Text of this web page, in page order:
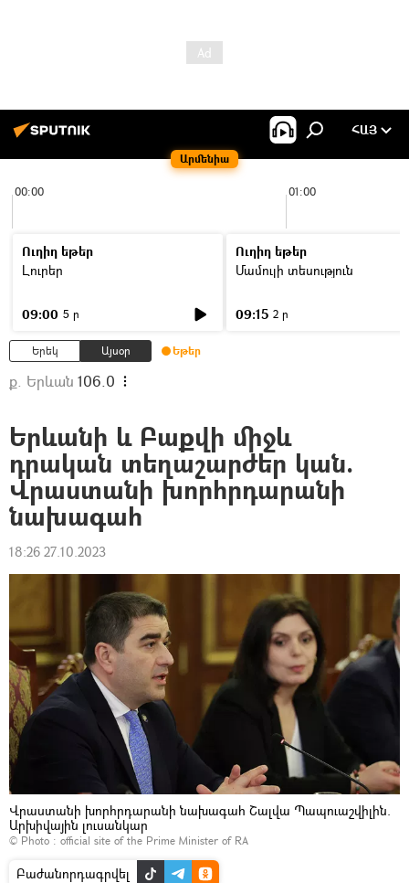
Արմենիա
ՀԱՅ
00:00 01:00
Ուղիղ եթեր
Լուրեր
09:00 5 ր
Ուղիղ եթեր
Մամուլի տեսություն
09:15 2 ր
Երեկ Այսօր Եթեր
ք. Երևան 106.0
Երևանի և Բաքվի միջև
դրական տեղաշարժեր կան.
Վրաստանի խորհրդարանի
նախագահ
18:26 27.10.2023
Վրաստանի խորհրդարանի նախագահ Շալվա Պապուաշվիլին.
Արխիվային լուսանկար
© Photo : official site of the Prime Minister of RA
Բաժանորդագրվել